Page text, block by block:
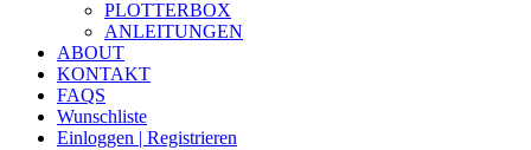
PLOTTERBOX
ANLEITUNGEN
ABOUT
KONTAKT
FAQS
Wunschliste
Einloggen | Registrieren